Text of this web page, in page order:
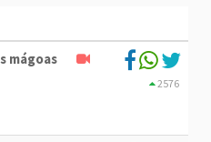
mágoas
2576